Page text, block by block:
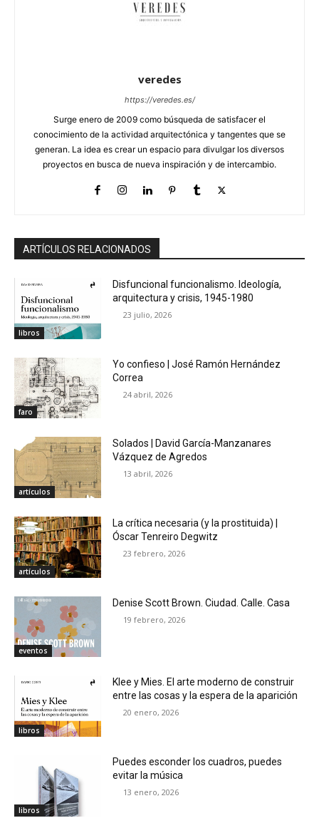
veredes
https://veredes.es/
Surge enero de 2009 como búsqueda de satisfacer el
conocimiento de la actividad arquitectónica y tangentes que se
generan. La idea es crear un espacio para divulgar los diversos
proyectos en busca de nueva inspiración y de intercambio.
ARTÍCULOS RELACIONADOS
libros
Disfuncional funcionalismo. Ideología,
arquitectura y crisis, 1945-1980
23 julio, 2026
faro
Yo confieso | José Ramón Hernández
Correa
24 abril, 2026
artículos
Solados | David García-Manzanares
Vázquez de Agredos
13 abril, 2026
artículos
La crítica necesaria (y la prostituida) |
Óscar Tenreiro Degwitz
23 febrero, 2026
eventos
Denise Scott Brown. Ciudad. Calle. Casa
19 febrero, 2026
libros
Klee y Mies. El arte moderno de construir
entre las cosas y la espera de la aparición
20 enero, 2026
libros
Puedes esconder los cuadros, puedes
evitar la música
13 enero, 2026